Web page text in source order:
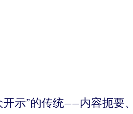
示”的传统——内容扼